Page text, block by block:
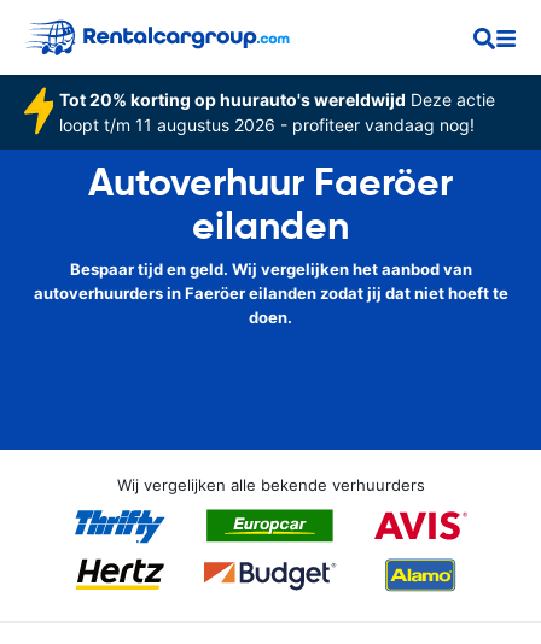
Tot 20% korting op huurauto's wereldwijd Deze actie
loopt t/m 11 augustus 2026 - profiteer vandaag nog!
Autoverhuur Faeröer
eilanden
Bespaar tijd en geld. Wij vergelijken het aanbod van
autoverhuurders in Faeröer eilanden zodat jij dat niet hoeft te
doen.
Wij vergelijken alle bekende verhuurders